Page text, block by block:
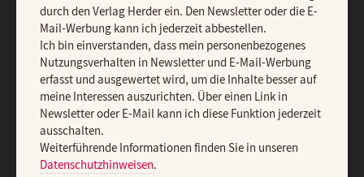
AGB und Widerrufsbelehrung Datenschutz Barrierefreiheit
Impressum
Vertrag widerrufen Abo online kündigen
durch den Verlag Herder ein. Den Newsletter oder die E-
Mail-Werbung kann ich jederzeit abbestellen.
Ich bin einverstanden, dass mein personenbezogenes
Nutzungsverhalten in Newsletter und E-Mail-Werbung
erfasst und ausgewertet wird, um die Inhalte besser auf
meine Interessen auszurichten. Über einen Link in
Newsletter oder E-Mail kann ich diese Funktion jederzeit
ausschalten.
Weiterführende Informationen finden Sie in unseren
Datenschutzhinweisen.